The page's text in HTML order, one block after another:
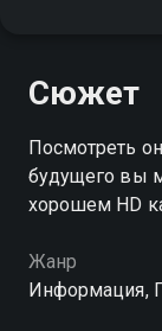
Сюжет
Посмотреть
будущего вы
хорошем HD
Жанр
Информация,